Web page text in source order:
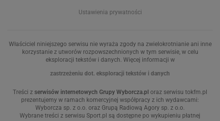
Ustawienia prywatności
Właściciel niniejszego serwisu nie wyraża zgody na zwielokrotnianie ani inne
korzystanie z utworów rozpowszechnionych w tym serwisie, w celu
eksploracji tekstów i danych. Więcej informacji w
zastrzeżeniu dot. eksploracji tekstów i danych
Treści z serwisów internetowych Grupy Wyborcza.pl oraz serwisu tokfm.pl
prezentujemy w ramach komercyjnej współpracy z ich wydawcami:
Wyborcza sp. z o.o. oraz Grupą Radiową Agory sp. z o.o.
Wybrane treści z serwisu Sport.pl są dostępne po wykupieniu płatnej